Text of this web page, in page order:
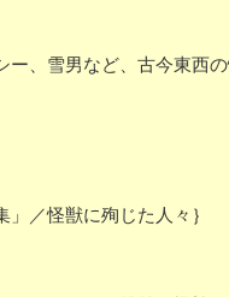
、雪男など、古今東西
／怪獣に殉じた人々｝